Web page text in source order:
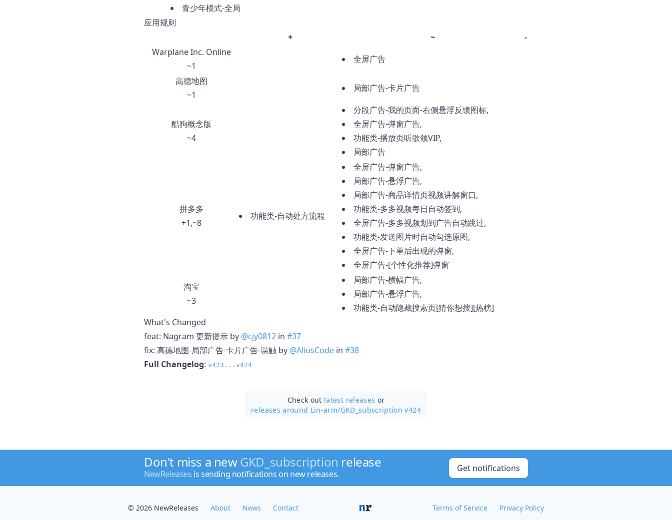
青少年模式-全局
应用规则
+
~
-
Warplane Inc. Online
~1
全屏广告
高德地图
~1
局部广告-卡片广告
酷狗概念版
~4
分段广告-我的页面-右侧悬浮反馈图标,
全屏广告-弹窗广告,
功能类-播放页听歌领VIP,
局部广告
拼多多
+1,~8
功能类-自动处方流程
全屏广告-弹窗广告,
局部广告-悬浮广告,
局部广告-商品详情页视频讲解窗口,
功能类-多多视频每日自动签到,
全屏广告-多多视频划到广告自动跳过,
功能类-发送图片时自动勾选原图,
全屏广告-下单后出现的弹窗,
全屏广告-[个性化推荐]弹窗
淘宝
~3
局部广告-横幅广告,
局部广告-悬浮广告,
功能类-自动隐藏搜索页[猜你想搜][热榜]
What's Changed
feat: Nagram 更新提示 by @cjy0812 in #37
fix: 高德地图-局部广告-卡片广告-误触 by @AliusCode in #38
Full Changelog: v423...v424
Check out latest releases or
releases around Lin-arm/GKD_subscription v424
Don't miss a newGKD_subscription release
NewReleases is sending notifications on new releases.
Get notifications
© 2026 NewReleases About News Contact Terms of Service Privacy Policy